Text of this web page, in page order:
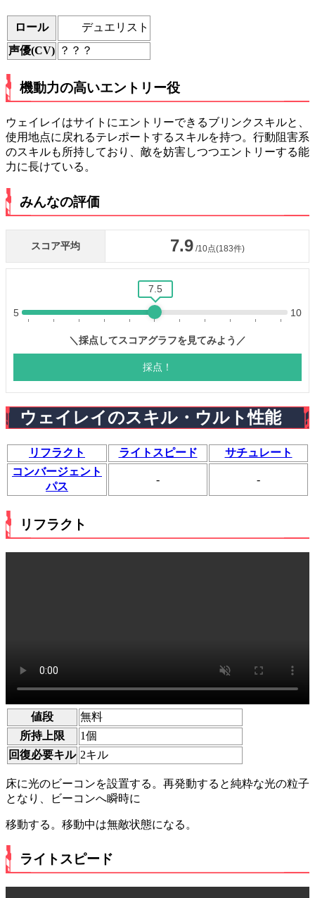
ロール
デュエリスト
声優(CV) ？？？
機動力の高いエントリー役
ウェイレイはサイトにエントリーできるブリンクスキルと、
使用地点に戻れるテレポートするスキルを持つ。行動阻害系
のスキルも所持しており、敵を妨害しつつエントリーする能
力に長けている。
みんなの評価
ウェイレイのスキル・ウルト性能
リフラクト ライトスピード
サチュレート
コンバージェント
パス
- -
リフラクト
値段
無料
所持上限
1個
回復必要キル 2キル
床に光のビーコンを設置する。再発動すると純粋な光の粒子
となり、ビーコンへ瞬時に
移動する。移動中は無敵状態になる。
ライトスピード